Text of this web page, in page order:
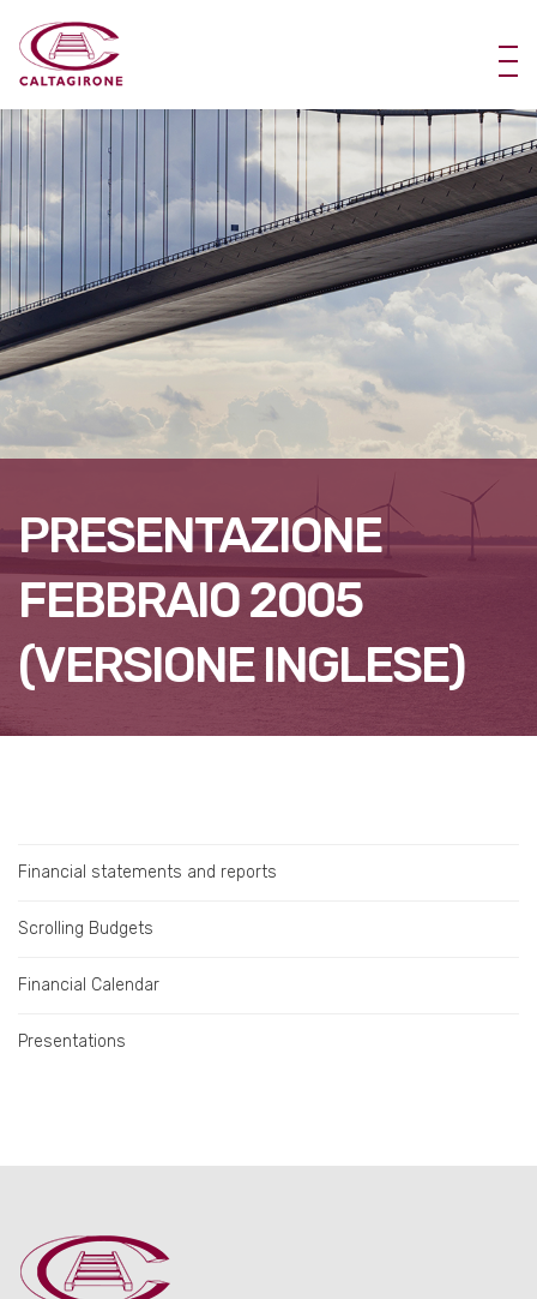
PRESENTAZIONE
FEBBRAIO 2005
(VERSIONE INGLESE)
Financial statements and reports
Scrolling Budgets
Financial Calendar
Presentations